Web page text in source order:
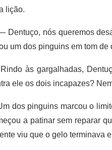
lição.
nós queremos
um dos pinguins em tom de
às gargalhadas,
ele os dois incapazes?
dos pinguins marcou o
a patinar sem reparar
viu que o gelo terminava